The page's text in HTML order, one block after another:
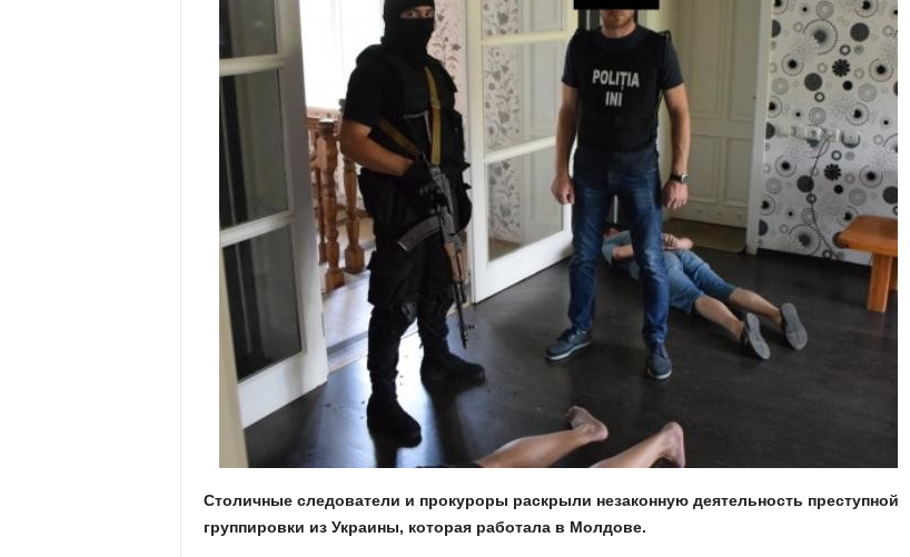
Столичные следователи и прокуроры раскрыли незаконную деятельность преступной
группировки из Украины, которая работала в Молдове.